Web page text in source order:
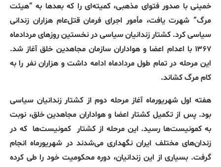
خمینی با صدور فتوای مذهبی، کمیته‌ای را که بعدها به “هیئت
مرگ” شهرت یافت، مأمور اجرای فرمان قتل‌عام هزاران زندانی
سیاسی کرد. کشتار زندانیان سیاسی در نخستین روزهای مردادماه
۱۳۶۷ با اعدام اعضا و هواداران سازمان مجاهدین خلق آغاز شد.
این مرحله در تمام طول مردادماه ادامه داشت و هزاران نفر را به
کام مرگ کشاند.
هفته اول شهریورماه آغاز مرحله دوم از کشتار زندانیان سیاسی
بود. پس از تکمیل کشتار اعضا و هواداران مجاهدین خلق، نوبت
به کمونیست‌ها رسید. این مرحله از کشتار کمونیست‌ها که در
زندان‌های مختلف ایران نگهداری می‌شدند در شهریورماه انجام
گرفت. بسیاری از این زندانیان، دوره محکومیت خود را طی کرده